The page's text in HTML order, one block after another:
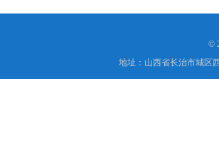
©
地址：山西省长治市城区